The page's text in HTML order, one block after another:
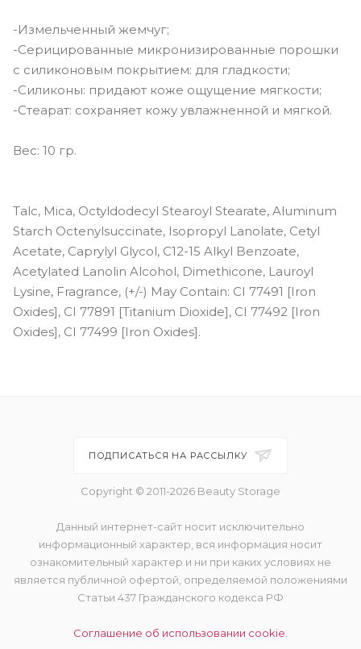
-Измельченный жемчуг;
-Серицированные микронизированные порошки
с силиконовым покрытием: для гладкости;
-Силиконы: придают коже ощущение мягкости;
-Стеарат: сохраняет кожу увлажненной и мягкой.
Вес: 10 гр.
Talc, Mica, Octyldodecyl Stearoyl Stearate, Aluminum
Starch Octenylsuccinate, Isopropyl Lanolate, Cetyl
Acetate, Caprylyl Glycol, C12-15 Alkyl Benzoate,
Acetylated Lanolin Alcohol, Dimethicone, Lauroyl
Lysine, Fragrance, (+/-) May Contain: CI 77491 [Iron
Oxides], CI 77891 [Titanium Dioxide], CI 77492 [Iron
Oxides], CI 77499 [Iron Oxides].
ПОДПИСАТЬСЯ НА РАССЫЛКУ
Copyright © 2011-2026 Beauty Storage
Данный интернет-сайт носит исключительно
информационный характер, вся информация носит
ознакомительный характер и ни при каких условиях не
является публичной офертой, определяемой положениями
Статьи 437 Гражданского кодекса РФ
Соглашение об использовании cookie.